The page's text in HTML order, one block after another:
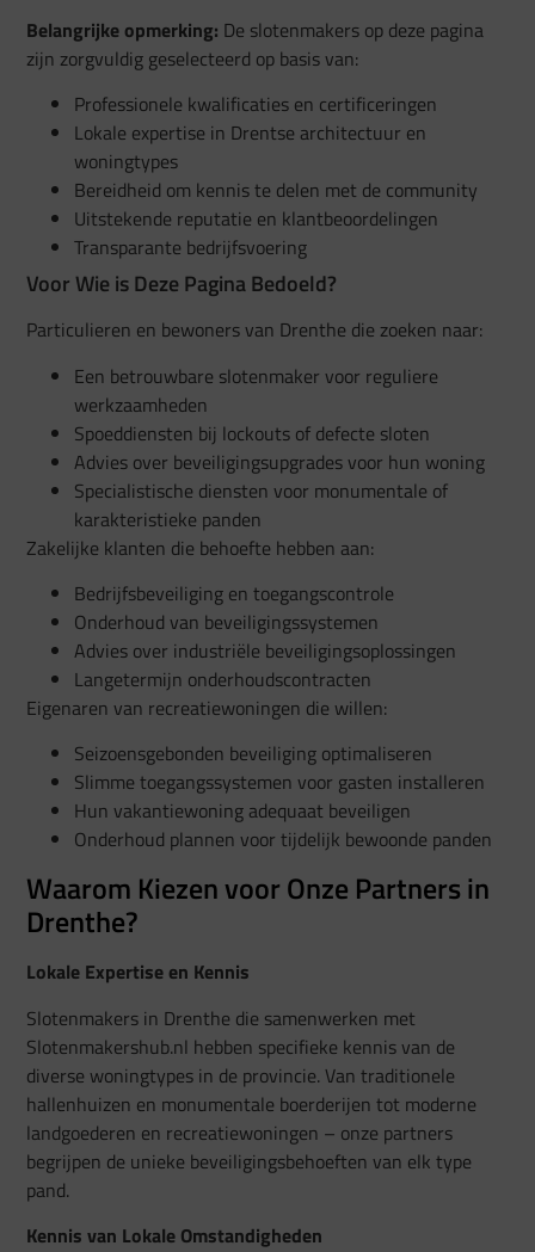
Belangrijke opmerking: De slotenmakers op deze pagina
zijn zorgvuldig geselecteerd op basis van:
Professionele kwalificaties en certificeringen
Lokale expertise in Drentse architectuur en
woningtypes
Bereidheid om kennis te delen met de community
Uitstekende reputatie en klantbeoordelingen
Transparante bedrijfsvoering
Voor Wie is Deze Pagina Bedoeld?
Particulieren en bewoners van Drenthe die zoeken naar:
Een betrouwbare slotenmaker voor reguliere
werkzaamheden
Spoeddiensten bij lockouts of defecte sloten
Advies over beveiligingsupgrades voor hun woning
Specialistische diensten voor monumentale of
karakteristieke panden
Zakelijke klanten die behoefte hebben aan:
Bedrijfsbeveiliging en toegangscontrole
Onderhoud van beveiligingssystemen
Advies over industriële beveiligingsoplossingen
Langetermijn onderhoudscontracten
Eigenaren van recreatiewoningen die willen:
Seizoensgebonden beveiliging optimaliseren
Slimme toegangssystemen voor gasten installeren
Hun vakantiewoning adequaat beveiligen
Onderhoud plannen voor tijdelijk bewoonde panden
Waarom Kiezen voor Onze Partners in
Drenthe?
Lokale Expertise en Kennis
Slotenmakers in Drenthe die samenwerken met
Slotenmakershub.nl hebben specifieke kennis van de
diverse woningtypes in de provincie. Van traditionele
hallenhuizen en monumentale boerderijen tot moderne
landgoederen en recreatiewoningen – onze partners
begrijpen de unieke beveiligingsbehoeften van elk type
pand.
Kennis van Lokale Omstandigheden